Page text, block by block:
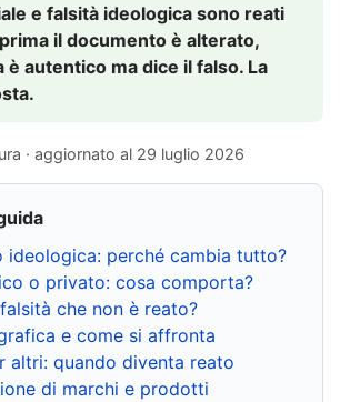
e falsità ideologica sono reati
il documento è alterato,
è autentico ma dice il falso. La
· aggiornato al 29 luglio 2026
ideologica: perché cambia tutto?
o privato: cosa comporta?
che non è reato?
e come si affronta
altri: quando diventa reato
di marchi e prodotti